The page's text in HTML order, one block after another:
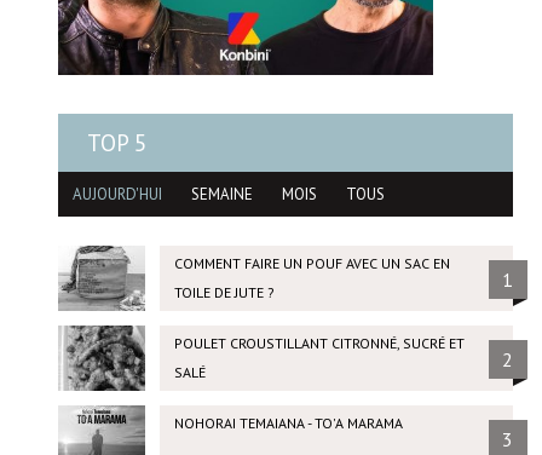
TOP 5
AUJOURD'HUI SEMAINE MOIS TOUS
COMMENT FAIRE UN POUF AVEC UN SAC EN
TOILE DE JUTE ?
1
POULET CROUSTILLANT CITRONNÉ, SUCRÉ ET
SALÉ
2
NOHORAI TEMAIANA - TO'A MARAMA
3